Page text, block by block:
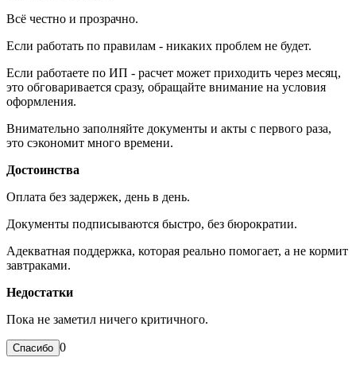
Всё честно и прозрачно.
Если работать по правилам - никаких проблем не будет.
Если работаете по ИП - расчет может приходить через месяц,
это обговаривается сразу, обращайте внимание на условия
оформления.
Внимательно заполняйте документы и акты с первого раза,
это сэкономит много времени.
Достоинства
Оплата без задержек, день в день.
Документы подписываются быстро, без бюрократии.
Адекватная поддержка, которая реально помогает, а не кормит
завтраками.
Недостатки
Пока не заметил ничего критичного.
0